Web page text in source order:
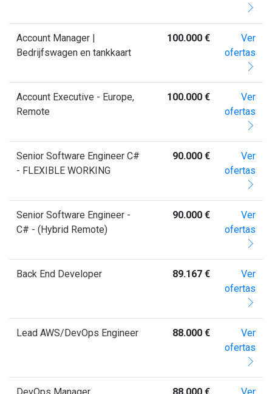
Account Manager |
Bedrijfswagen en tankkaart
100.000 €
Ver
ofertas
Account Executive - Europe,
Remote
100.000 €
Ver
ofertas
Senior Software Engineer C#
- FLEXIBLE WORKING
90.000 €
Ver
ofertas
Senior Software Engineer -
C# - (Hybrid Remote)
90.000 €
Ver
ofertas
Back End Developer 89.167 €
Ver
ofertas
Lead AWS/DevOps Engineer 88.000 €
Ver
ofertas